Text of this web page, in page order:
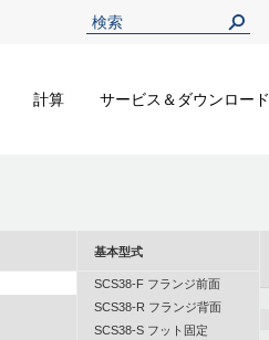
計算 サービス＆ダウンロード
基本型式
SCS38-F フランジ前面
SCS38-R フランジ背面
SCS38-S フット固定